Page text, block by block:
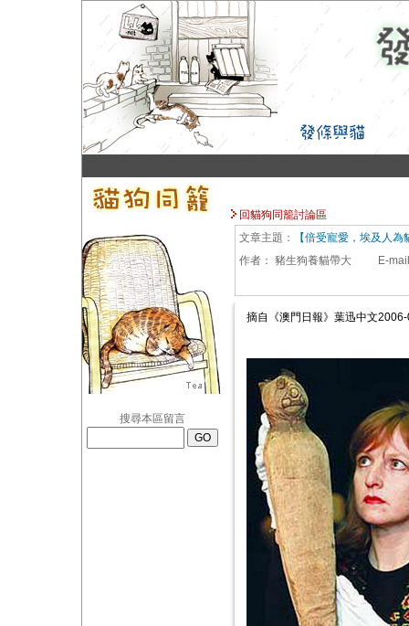
搜尋本區留言
回貓狗同籠討論區
文章主題：
【倍受寵愛，埃及人為
作者： 豬生狗養貓帶大 E-mail
摘自《澳門日報》葉迅中文